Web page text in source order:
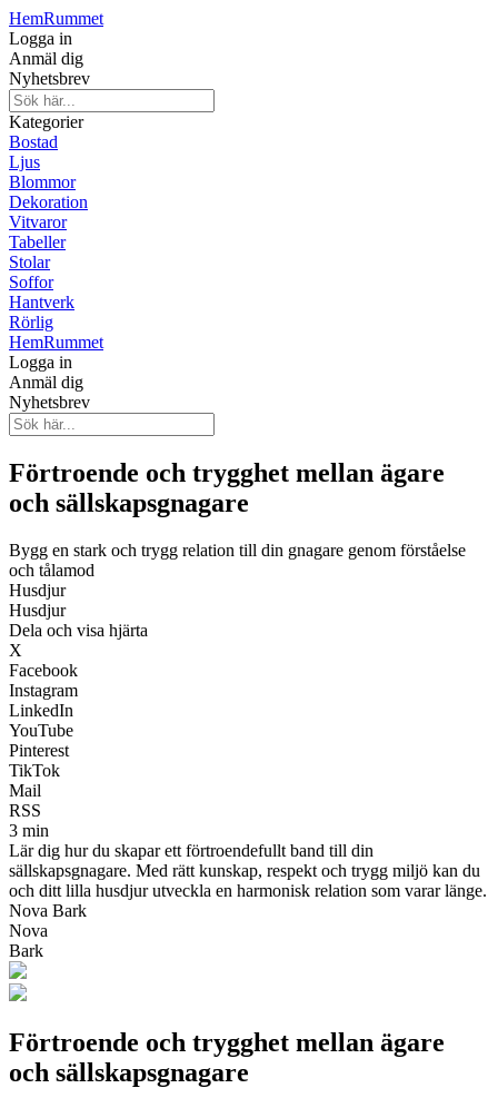
HemRummet
Logga in
Anmäl dig
Nyhetsbrev
Kategorier
Bostad
Ljus
Blommor
Dekoration
Vitvaror
Tabeller
Stolar
Soffor
Hantverk
Rörlig
HemRummet
Logga in
Anmäl dig
Nyhetsbrev
Förtroende och trygghet mellan ägare
och sällskapsgnagare
Bygg en stark och trygg relation till din gnagare genom förståelse
och tålamod
Husdjur
Husdjur
Dela och visa hjärta
X
Facebook
Instagram
LinkedIn
YouTube
Pinterest
TikTok
Mail
RSS
3 min
Lär dig hur du skapar ett förtroendefullt band till din
sällskapsgnagare. Med rätt kunskap, respekt och trygg miljö kan du
och ditt lilla husdjur utveckla en harmonisk relation som varar länge.
Nova Bark
Nova
Bark
Förtroende och trygghet mellan ägare
och sällskapsgnagare